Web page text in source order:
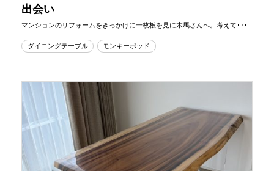
出会い
マンションのリフォームをきっかけに一枚板を見に木馬さんへ。考えて･･･
ダイニングテーブル モンキーポッド